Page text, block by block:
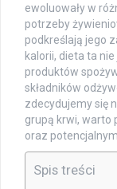
ewoluowały w
potrzeby
podkreślają jego
kalorii, dieta ta
produktów
składników
zdecydujemy się
grupą krwi, warto
oraz
Spis treści